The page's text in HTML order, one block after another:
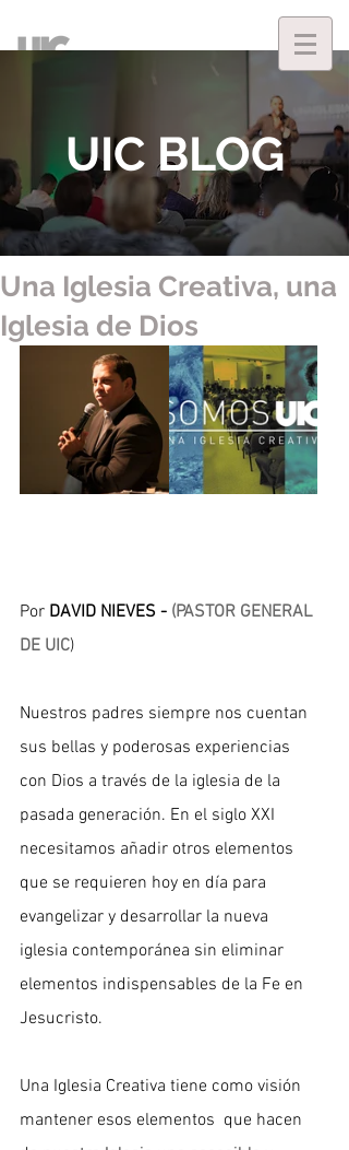
UIC BLOG
Una Iglesia Creativa, una
Iglesia de Dios
​Por DAVID NIEVES - (PASTOR GENERAL
DE UIC)
​Nuestros padres siempre nos cuentan
sus bellas y poderosas experiencias
con Dios a través de la iglesia de la
pasada generación. En el siglo XXI
necesitamos añadir otros elementos
que se requieren hoy en día para
evangelizar y desarrollar la nueva
iglesia contemporánea sin eliminar
elementos indispensables de la Fe en
Jesucristo.
Una Iglesia Creativa tiene como visión
mantener esos elementos  que hacen